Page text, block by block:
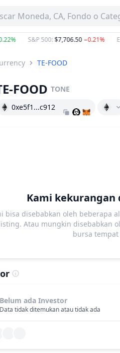
Moneda, CA, Fondo o
S&P 500:$7,706.50−0.21%
TE-FOOD
FOOD TONE
0xe5f1...c912
Kami
bisa disebabkan oleh beberapa
Atau mungkin disebabkan
bursa
Belum ada Investor
Data tidak ditemukan atau tidak ada